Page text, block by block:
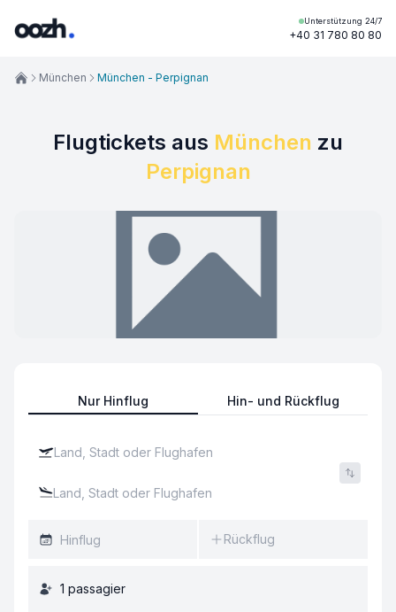
Unterstützung 24/7
+40 31 780 80 80
Flugtickets aus München zu
Perpignan
Nur Hinflug Hin- und Rückflug
Rückflug
1 passagier
München München - Perpignan